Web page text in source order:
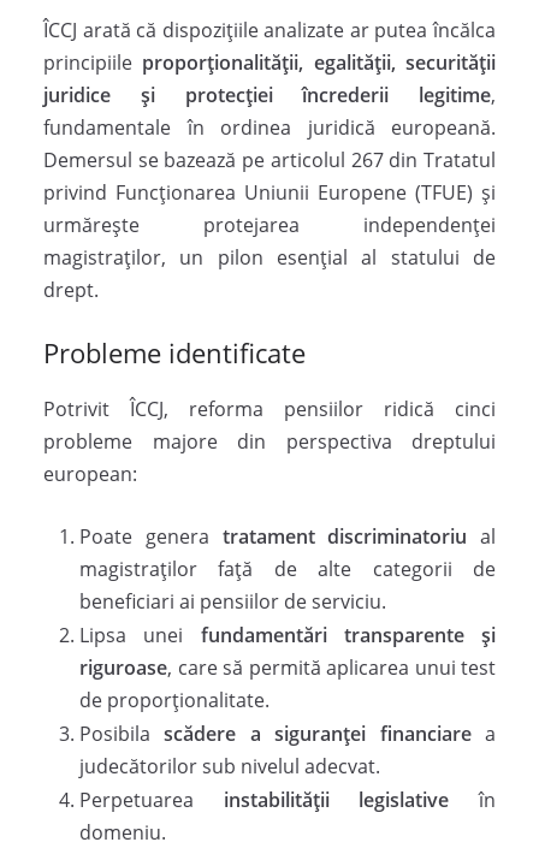
ÎCCJ arată că dispozițiile analizate ar putea încălca
principiile proporționalității, egalității, securității
juridice și protecției încrederii legitime,
fundamentale în ordinea juridică europeană.
Demersul se bazează pe articolul 267 din Tratatul
privind Funcționarea Uniunii Europene (TFUE) și
urmărește protejarea independenței
magistraților, un pilon esențial al statului de
drept.
Probleme identificate
Potrivit ÎCCJ, reforma pensiilor ridică cinci
probleme majore din perspectiva dreptului
european:
Poate genera tratament discriminatoriu al
magistraților față de alte categorii de
beneficiari ai pensiilor de serviciu.
Lipsa unei fundamentări transparente și
riguroase, care să permită aplicarea unui test
de proporționalitate.
Posibilascădere a siguranței financiarea
judecătorilor sub nivelul adecvat.
Perpetuarea instabilității legislative în
domeniu.